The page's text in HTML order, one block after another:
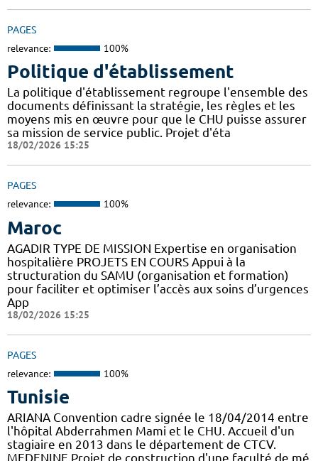
PAGES
relevance: 100%
Politique d'établissement
La politique d'établissement regroupe l'ensemble des
documents définissant la stratégie, les règles et les
moyens mis en œuvre pour que le CHU puisse assurer
sa mission de service public. Projet d'éta
18/02/2026 15:25
PAGES
relevance: 100%
Maroc
AGADIR TYPE DE MISSION Expertise en organisation
hospitalière PROJETS EN COURS Appui à la
structuration du SAMU (organisation et formation)
pour faciliter et optimiser l’accès aux soins d’urgences
App
18/02/2026 15:25
PAGES
relevance: 100%
Tunisie
ARIANA Convention cadre signée le 18/04/2014 entre
l'hôpital Abderrahmen Mami et le CHU. Accueil d'un
stagiaire en 2013 dans le département de CTCV.
MEDENINE Projet de construction d'une faculté de mé